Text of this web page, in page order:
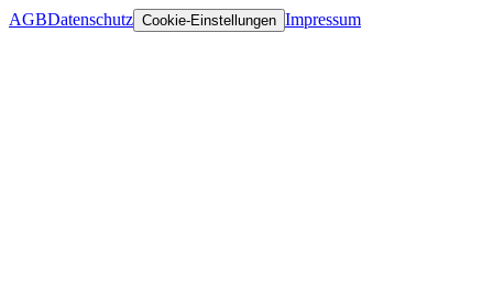
AGBDatenschutz Cookie-Einstellungen Impressum